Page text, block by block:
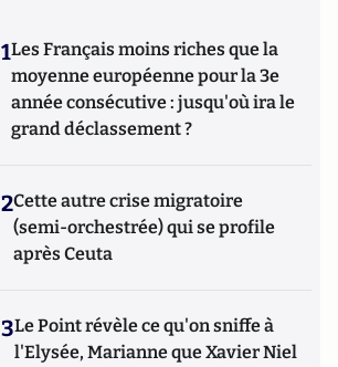
1Les Français moins riches que la
moyenne européenne pour la 3e
année consécutive : jusqu'où ira le
grand déclassement ?
2Cette autre crise migratoire
(semi-orchestrée) qui se profile
après Ceuta
3Le Point révèle ce qu'on sniffe à
l'Elysée, Marianne que Xavier Niel